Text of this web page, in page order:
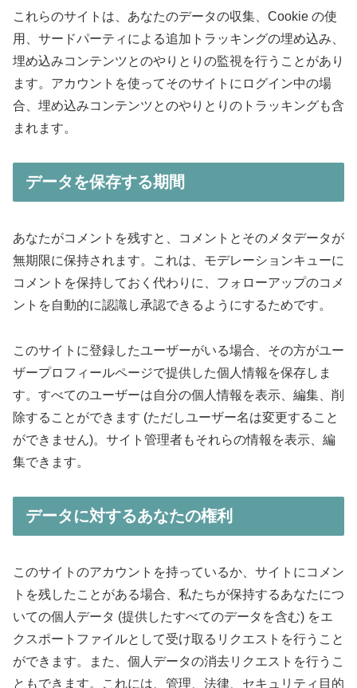
これらのサイトは、あなたのデータの収集、Cookie の使
用、サードパーティによる追加トラッキングの埋め込み、
埋め込みコンテンツとのやりとりの監視を行うことがあり
ます。アカウントを使ってそのサイトにログイン中の場
合、埋め込みコンテンツとのやりとりのトラッキングも含
まれます。
データを保存する期間
あなたがコメントを残すと、コメントとそのメタデータが
無期限に保持されます。これは、モデレーションキューに
コメントを保持しておく代わりに、フォローアップのコメ
ントを自動的に認識し承認できるようにするためです。
このサイトに登録したユーザーがいる場合、その方がユー
ザープロフィールページで提供した個人情報を保存しま
す。すべてのユーザーは自分の個人情報を表示、編集、削
除することができます (ただしユーザー名は変更すること
ができません)。サイト管理者もそれらの情報を表示、編
集できます。
データに対するあなたの権利
このサイトのアカウントを持っているか、サイトにコメン
トを残したことがある場合、私たちが保持するあなたにつ
いての個人データ (提供したすべてのデータを含む) をエ
クスポートファイルとして受け取るリクエストを行うこと
ができます。また、個人データの消去リクエストを行うこ
ともできます。これには、管理、法律、セキュリティ目的